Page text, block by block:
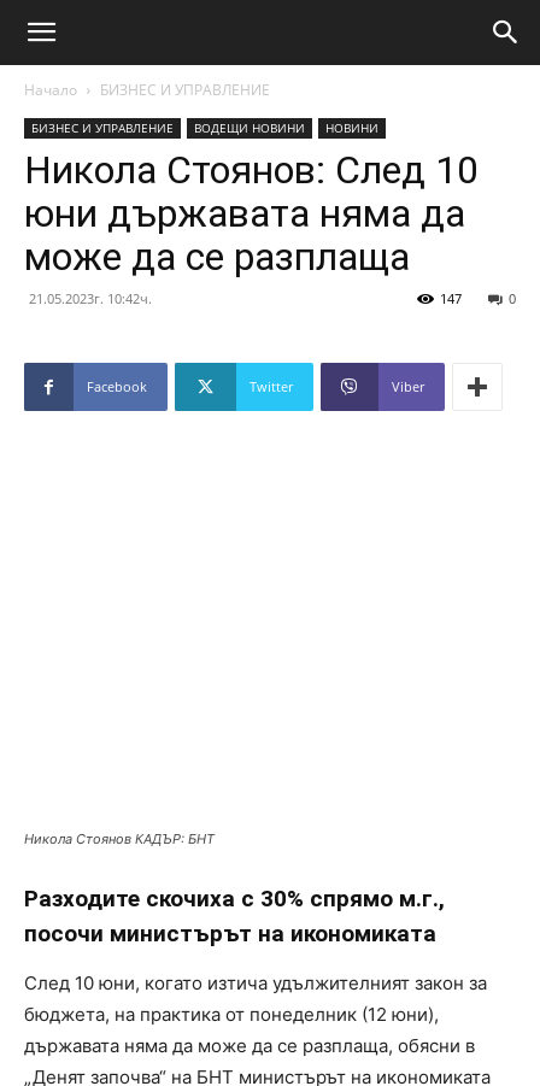
Начало БИЗНЕС И УПРАВЛЕНИЕ
БИЗНЕС И УПРАВЛЕНИЕ ВОДЕЩИ НОВИНИ НОВИНИ
Никола Стоянов: След 10
юни държавата няма да
може да се разплаща
21.05.2023г. 10:42ч. 0
147
Facebook Twitter Viber
Никола Стоянов КАДЪР: БНТ
Разходите скочиха с 30% спрямо м.г.,
посочи министърът на икономиката
След 10 юни, когато изтича удължителният закон за
бюджета, на практика от понеделник (12 юни),
държавата няма да може да се разплаща, обясни в
„Денят започва“ на БНТ министърът на икономиката